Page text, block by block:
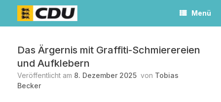
springen
Menü
Das Ärgernis mit Graffiti-Schmierereien
und Aufklebern
Veröffentlicht am 8. Dezember 2025 von Tobias
Becker